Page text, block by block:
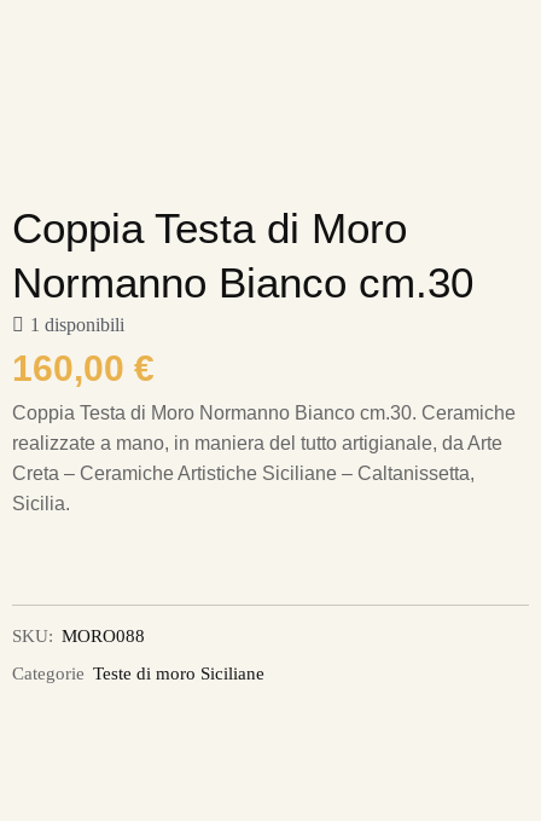
Coppia Testa di Moro
Normanno Bianco cm.30
1 disponibili
160,00 €
Coppia Testa di Moro Normanno Bianco cm.30. Ceramiche
realizzate a mano, in maniera del tutto artigianale, da Arte
Creta – Ceramiche Artistiche Siciliane – Caltanissetta,
Sicilia.
SKU: MORO088
Categorie Teste di moro Siciliane